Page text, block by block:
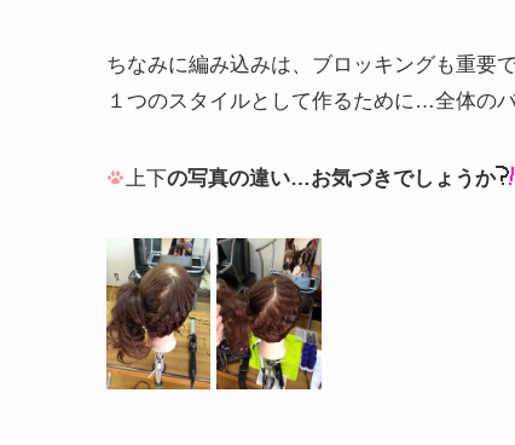
ちなみに編み込みは、ブロッキングも重要
１つのスタイルとして作るために…全体の
上下の写真の違い…お気づきでしょうか